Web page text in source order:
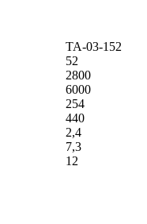
ТА-03-152
52
2800
6000
254
440
2,4
7,3
12